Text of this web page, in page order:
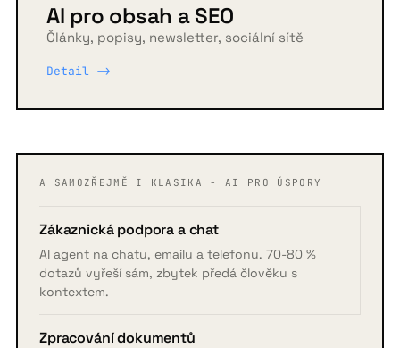
AI pro obsah a SEO
Články, popisy, newsletter, sociální sítě
Detail ->
A SAMOZŘEJMĚ I KLASIKA - AI PRO ÚSPORY
Zákaznická podpora a chat
AI agent na chatu, emailu a telefonu. 70-80 %
dotazů vyřeší sám, zbytek předá člověku s
kontextem.
Zpracování dokumentů